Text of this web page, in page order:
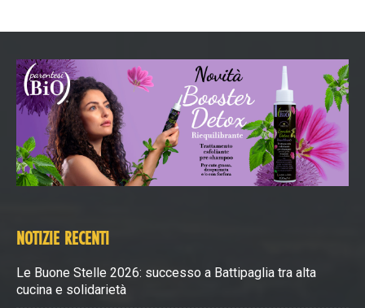
NOTIZIE RECENTI
Le Buone Stelle 2026: successo a Battipaglia tra alta
cucina e solidarietà